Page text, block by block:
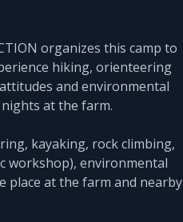
organizes this camp to
hiking, orienteering
and environmental
at the farm.
kayaking, rock climbing,
workshop), environmental
place at the farm and nearby